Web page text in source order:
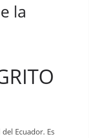
la
Ecuador. Es